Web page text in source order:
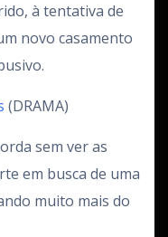
à tentativa de
novo casamento
(DRAMA)
sem ver as
em busca de uma
muito mais do